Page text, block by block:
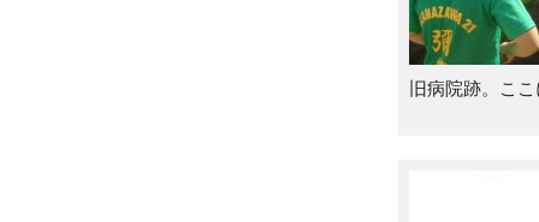
旧病院跡。こ